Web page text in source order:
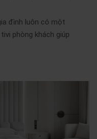
đình luôn có một
phòng khách giúp